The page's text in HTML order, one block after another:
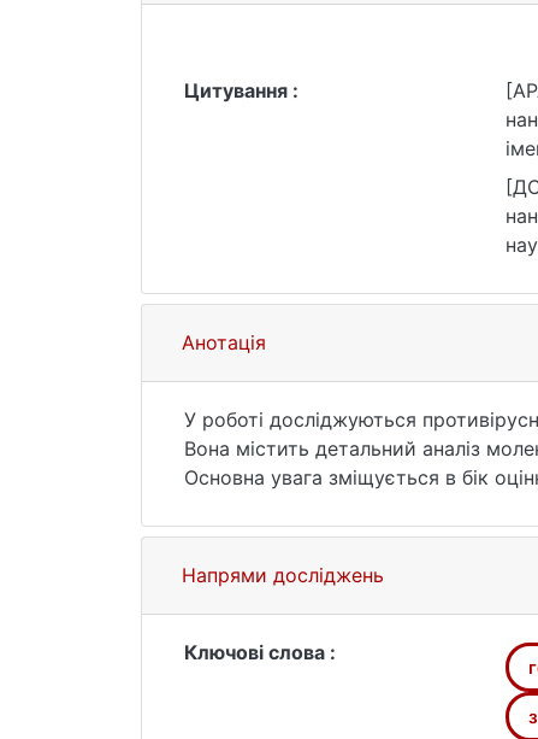
Цитування :
Анотація
У роботі досліджуються
Вона містить детальний аналіз
Основна увага зміщується в бік
терапії. Результати підкреслюють
ефективності наноматеріалів.
безпеки, фармакокінетики та
Систематичний аналіз галузі
наслідки для покращення
Напрями досліджень
Ключові слова :